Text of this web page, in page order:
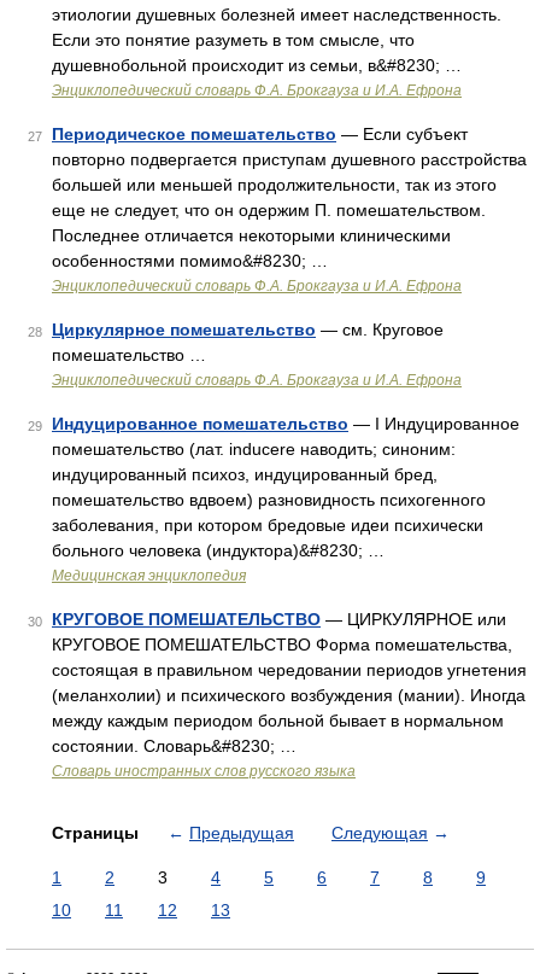
этиологии душевных болезней имеет наследственность.
Если это понятие разуметь в том смысле, что
душевнобольной происходит из семьи, в&#8230; …
Энциклопедический словарь Ф.А. Брокгауза и И.А. Ефрона
27 Периодическое помешательство — Если субъект
повторно подвергается приступам душевного расстройства
большей или меньшей продолжительности, так из этого
еще не следует, что он одержим П. помешательством.
Последнее отличается некоторыми клиническими
особенностями помимо&#8230; …
Энциклопедический словарь Ф.А. Брокгауза и И.А. Ефрона
28 Циркулярное помешательство — см. Круговое
помешательство …
Энциклопедический словарь Ф.А. Брокгауза и И.А. Ефрона
29 Индуцированное помешательство — I Индуцированное
помешательство (лат. inducere наводить; синоним:
индуцированный психоз, индуцированный бред,
помешательство вдвоем) разновидность психогенного
заболевания, при котором бредовые идеи психически
больного человека (индуктора)&#8230; …
Медицинская энциклопедия
30 КРУГОВОЕ ПОМЕШАТЕЛЬСТВО — ЦИРКУЛЯРНОЕ или
КРУГОВОЕ ПОМЕШАТЕЛЬСТВО Форма помешательства,
состоящая в правильном чередовании периодов угнетения
(меланхолии) и психического возбуждения (мании). Иногда
между каждым периодом больной бывает в нормальном
состоянии. Словарь&#8230; …
Словарь иностранных слов русского языка
Страницы ← Предыдущая Следующая →
1 2 3 4 5 6 7 8
9
10
11 12 13